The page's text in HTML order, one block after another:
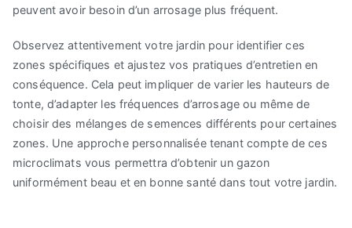
peuvent avoir besoin d’un arrosage plus fréquent.
Observez attentivement votre jardin pour identifier ces
zones spécifiques et ajustez vos pratiques d’entretien en
conséquence. Cela peut impliquer de varier les hauteurs de
tonte, d’adapter les fréquences d’arrosage ou même de
choisir des mélanges de semences différents pour certaines
zones. Une approche personnalisée tenant compte de ces
microclimats vous permettra d’obtenir un gazon
uniformément beau et en bonne santé dans tout votre jardin.